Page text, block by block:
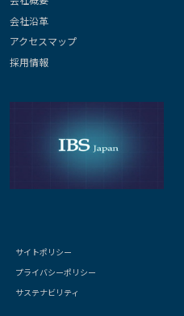
会社沿革
アクセスマップ
採用情報
サイトポリシー
プライバシーポリシー
サステナビリティ